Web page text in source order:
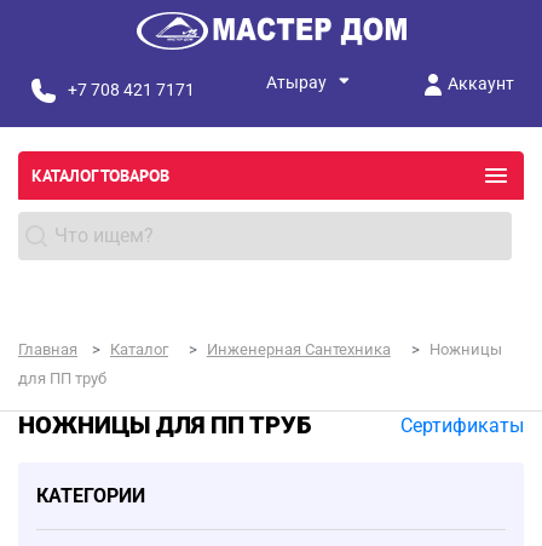
+7 708 421 7171 Аккаунт
КАТАЛОГ ТОВАРОВ
Главная Каталог Инженерная Сантехника
Ножницы
для ПП труб
НОЖНИЦЫ ДЛЯ ПП ТРУБ Сертификаты
КАТЕГОРИИ